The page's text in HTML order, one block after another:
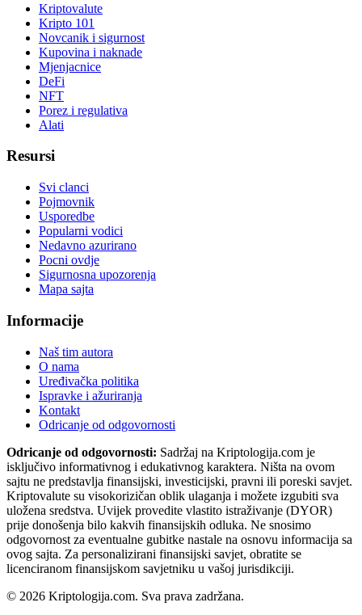
Kriptovalute
Kripto 101
Novcanik i sigurnost
Kupovina i naknade
Mjenjacnice
DeFi
NFT
Porez i regulativa
Alati
Resursi
Svi clanci
Pojmovnik
Usporedbe
Popularni vodici
Nedavno azurirano
Pocni ovdje
Sigurnosna upozorenja
Mapa sajta
Informacije
Naš tim autora
O nama
Uređivačka politika
Ispravke i ažuriranja
Kontakt
Odricanje od odgovornosti
Odricanje od odgovornosti: Sadržaj na Kriptologija.com je
isključivo informativnog i edukativnog karaktera. Ništa na ovom
sajtu ne predstavlja finansijski, investicijski, pravni ili poreski savjet.
Kriptovalute su visokorizičan oblik ulaganja i možete izgubiti sva
uložena sredstva. Uvijek provedite vlastito istraživanje (DYOR)
prije donošenja bilo kakvih finansijskih odluka. Ne snosimo
odgovornost za eventualne gubitke nastale na osnovu informacija sa
ovog sajta. Za personalizirani finansijski savjet, obratite se
licenciranom finansijskom savjetniku u vašoj jurisdikciji.
© 2026 Kriptologija.com. Sva prava zadržana.